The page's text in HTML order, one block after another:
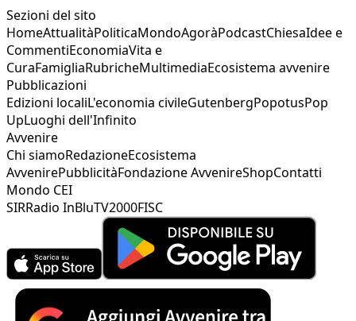
Sezioni del sito
HomeAttualitàPoliticaMondoAgoràPodcastChiesaIdee e
CommentiEconomiaVita e
CuraFamigliaRubricheMultimediaEcosistema avvenire
Pubblicazioni
Edizioni localiL'economia civileGutenbergPopotusPop
UpLuoghi dell'Infinito
Avvenire
Chi siamoRedazioneEcosistema
AvvenirePubblicitàFondazione AvvenireShopContatti
Mondo CEI
SIRRadio InBluTV2000FISC